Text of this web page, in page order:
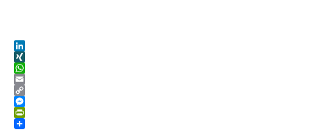
LinkedIn
XING
WhatsApp
Email
Copy
Link
Messenger
PrintFriendly